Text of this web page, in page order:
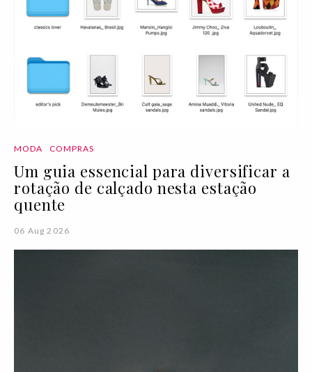
MODA COMPRAS
Um guia essencial para diversificar a
rotação de calçado nesta estação
quente
06 Aug 2026